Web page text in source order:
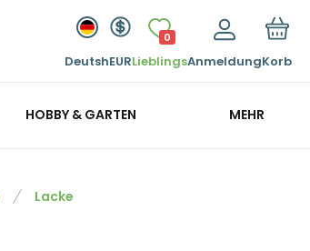
DeutshEUR
0
LieblingsAnmeldungKorb
HOBBY & GARTEN MEHR
Lacke